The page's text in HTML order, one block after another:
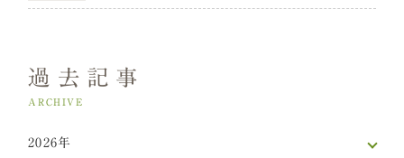
過去記事
ARCHIVE
2026年